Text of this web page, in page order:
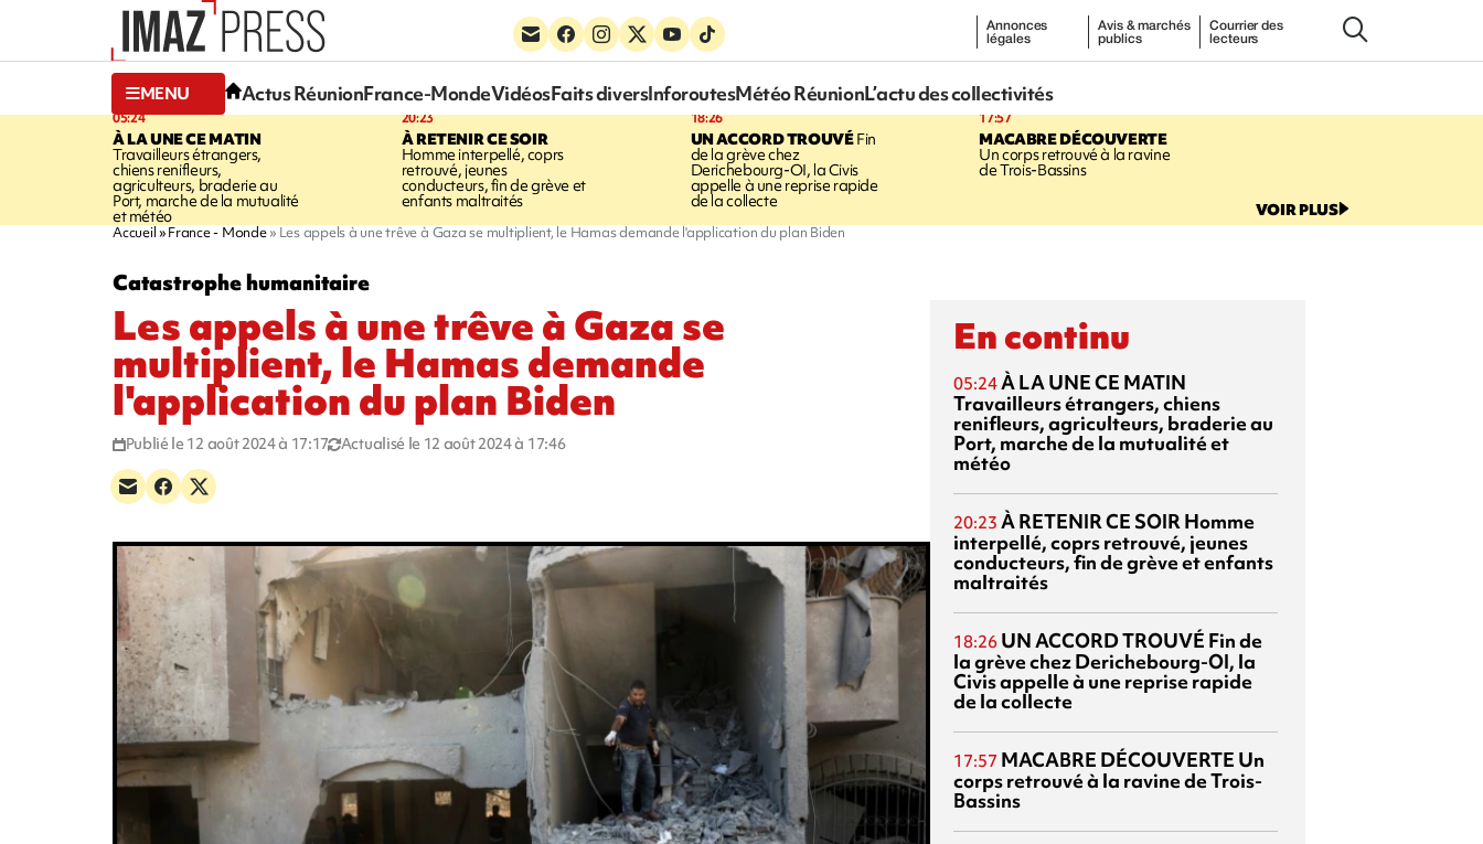
Annonces
légales
Avis & marchés
publics
Courrier des
lecteurs
MENU Actus RéunionFrance-MondeVidéosFaits diversInforoutesMétéo RéunionL’actu des collectivités
05:24
À LA UNE CE MATIN
Travailleurs étrangers,
chiens renifleurs,
agriculteurs, braderie au
Port, marche de la mutualité
et météo
20:23
À RETENIR CE SOIR
Homme interpellé, coprs
retrouvé, jeunes
conducteurs, fin de grève et
enfants maltraités
18:26
UN ACCORD TROUVÉFin
de la grève chez
Derichebourg-OI, la Civis
appelle à une reprise rapide
de la collecte
17:57
MACABRE DÉCOUVERTE
Un corps retrouvé à la ravine
de Trois-Bassins
VOIR PLUS
Accueil France - Monde Les appels à une trêve à Gaza se multiplient, le Hamas demande l'application du plan Biden
Catastrophe humanitaire
Les appels à une trêve à Gaza se
multiplient, le Hamas demande
l'application du plan Biden
Publié le 12 août 2024 à 17:17 Actualisé le 12 août 2024 à 17:46
En continu
05:24À LA UNE CE MATIN
Travailleurs étrangers, chiens
renifleurs, agriculteurs, braderie au
Port, marche de la mutualité et
météo
20:23 À RETENIR CE SOIR Homme
interpellé, coprs retrouvé, jeunes
conducteurs, fin de grève et enfants
maltraités
18:26 UN ACCORD TROUVÉ Fin de
la grève chez Derichebourg-OI, la
Civis appelle à une reprise rapide
de la collecte
17:57 MACABRE DÉCOUVERTE Un
corps retrouvé à la ravine de Trois-
Bassins